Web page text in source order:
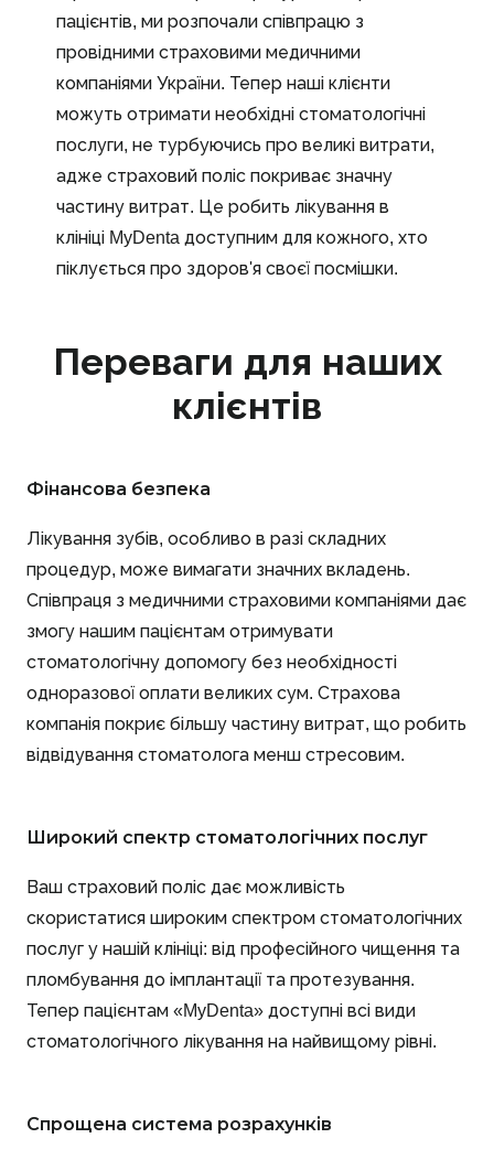
пацієнтів, ми розпочали співпрацю з
провідними страховими медичними
компаніями України. Тепер наші клієнти
можуть отримати необхідні стоматологічні
послуги, не турбуючись про великі витрати,
адже страховий поліс покриває значну
частину витрат. Це робить лікування в
клініці MyDenta доступним для кожного, хто
піклується про здоров'я своєї посмішки.
Переваги для наших
клієнтів
Фінансова безпека
Лікування зубів, особливо в разі складних
процедур, може вимагати значних вкладень.
Співпраця з медичними страховими компаніями дає
змогу нашим пацієнтам отримувати
стоматологічну допомогу без необхідності
одноразової оплати великих сум. Страхова
компанія покриє більшу частину витрат, що робить
відвідування стоматолога менш стресовим.
Широкий спектр стоматологічних послуг
Ваш страховий поліс дає можливість
скористатися широким спектром стоматологічних
послуг у нашій клініці: від професійного чищення та
пломбування до імплантації та протезування.
Тепер пацієнтам «MyDenta» доступні всі види
стоматологічного лікування на найвищому рівні.
Спрощена система розрахунків